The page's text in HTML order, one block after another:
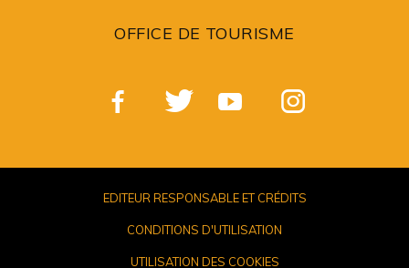
OFFICE DE TOURISME
EDITEUR RESPONSABLE ET CRÉDITS
CONDITIONS D'UTILISATION
UTILISATION DES COOKIES